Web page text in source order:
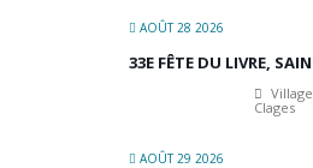
AOÛT 28 2026
33E FÊTE DU LIVRE,
Clages
AOÛT 29 2026